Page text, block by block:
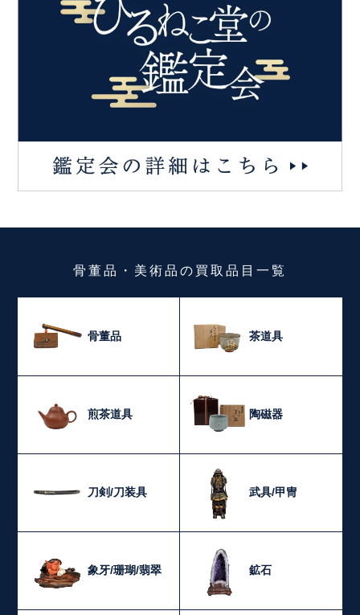
骨董品・美術品の買取品目一覧
骨董品 茶道具
煎茶道具 陶磁器
刀剣/刀装具 武具/甲冑
象牙/珊瑚/翡翠 鉱石